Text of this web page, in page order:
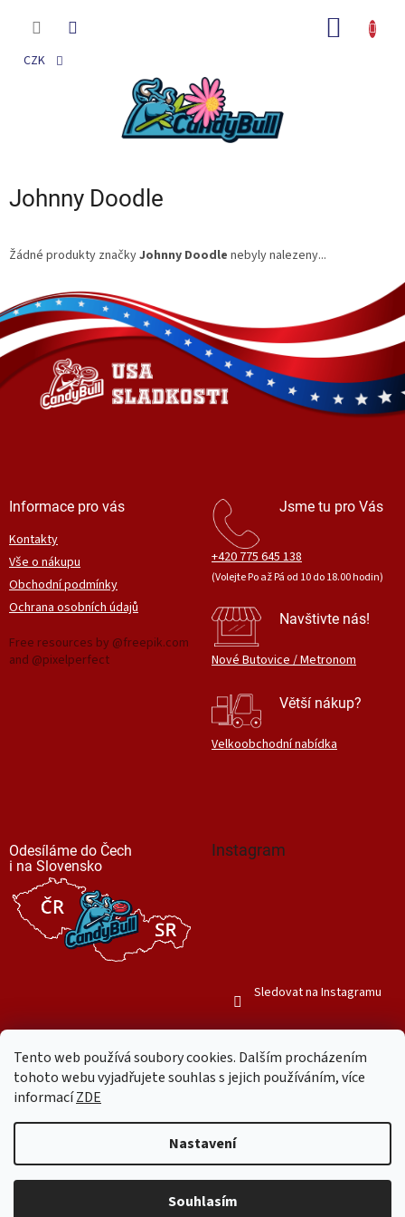
Tento web používá soubory cookies. Dalším procházením
tohoto webu vyjadřujete souhlas s jejich používáním, více
informacíZDE
Nastavení
Souhlasím
CZK
Johnny Doodle
Žádné produkty značkyJohnny Doodle nebyly nalezeny...
á
p
a
í
Informace pro vás
Kontakty
Vše o nákupu
Obchodní podmínky
Ochrana osobních údajů
Free resources by @freepik.com
and @pixelperfect
Jsme tu pro Vás
+420 775 645 138
(Volejte Po až Pá od 10 do 18.00 hodin)
Navštivte nás!
Nové Butovice / Metronom
Větší nákup?
Velkoobchodní nabídka
Odesíláme do Čech
i na Slovensko
Instagram
Sledovat na Instagramu
Copyright 2026Mr. Candy Bull. Všechna práva vyhrazena.Upravit
nastavení cookies